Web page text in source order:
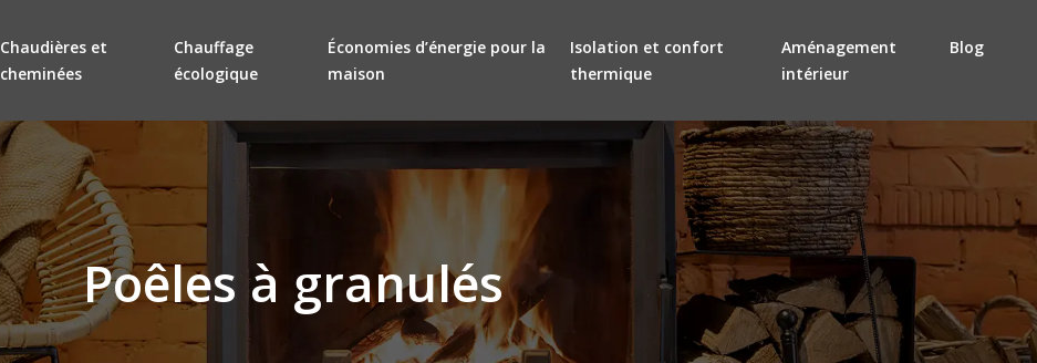
Chaudières et
cheminées
Chauffage
écologique
Économies d’énergie pour la
maison
Isolation et confort
thermique
Aménagement
intérieur
Blog
Poêles à granulés